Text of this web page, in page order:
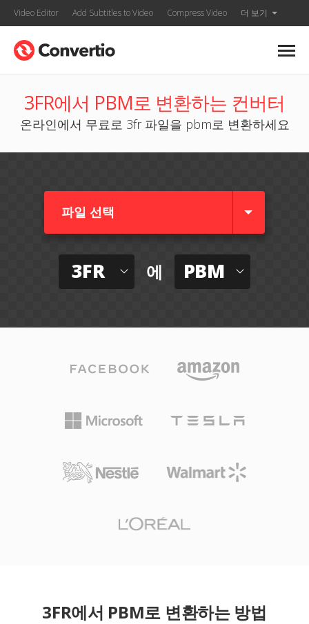
Video Editor Add Subtitles to Video Compress Video 더 보기
3FR에서 PBM로 변환하는 컨버터
온라인에서 무료로 3fr 파일을 pbm로 변환하세요
파일 선택
3FR 에 PBM
3FR에서 PBM로 변환하는 방법